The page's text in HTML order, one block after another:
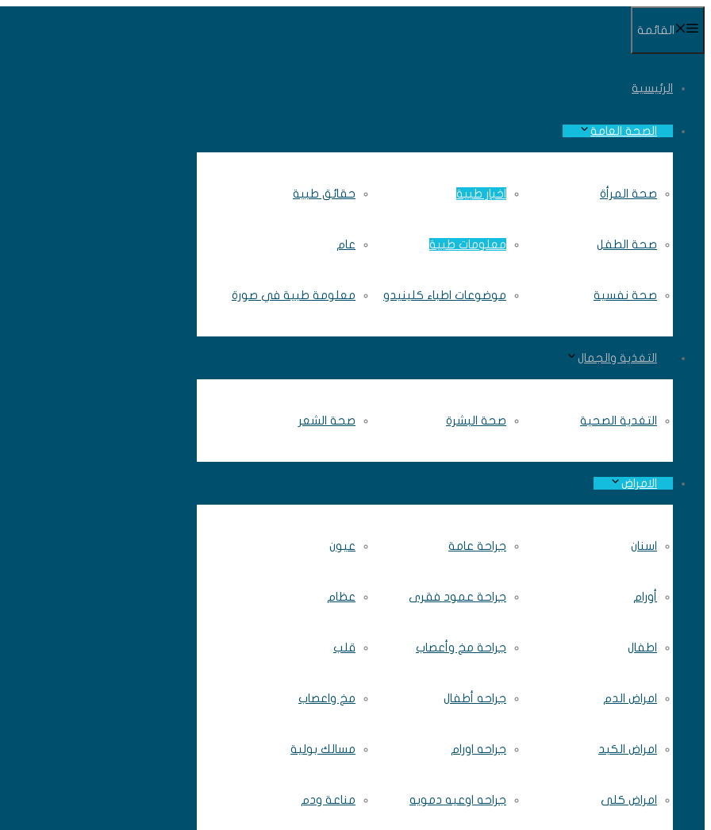
القائمة
الرئيسية
الصحة العامة
صحة المرأة
صحة الطفل
صحة نفسية
اخبار طبية
معلومات طبية
موضوعات اطباء كلينيدو
حقائق طبية
عام
معلومة طبية في صورة
التغذية والجمال
التغدية الصحية صحة البشرة صحة الشعر
الامراض
اسنان
أورام
اطفال
امراض الدم
امراض الكبد
امراض كلى
جراحة عامة
جراحة عمود فقرى
جراحة مخ وأعصاب
جراحه أطفال
جراحه اورام
جراحه اوعيه دمويه
عيون
عظام
قلب
مخ واعصاب
مسالك بولية
مناعة ودم